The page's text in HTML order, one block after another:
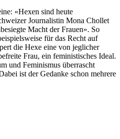
«Hexen sind heute
Journalistin Mona Chollet
Macht der Frauen». So
für das Recht auf
die Hexe eine von jeglicher
Frau, ein feministisches Ideal.
und Feminismus überrascht
ist der Gedanke schon mehrere